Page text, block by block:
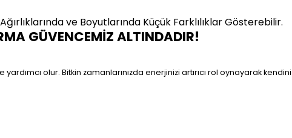
ve Boyutlarında Küçük Farklılıklar Gösterebilir.
GÜVENCEMİZ ALTINDADIR!
olur. Bitkin zamanlarınızda enerjinizi artırıcı rol oynayarak